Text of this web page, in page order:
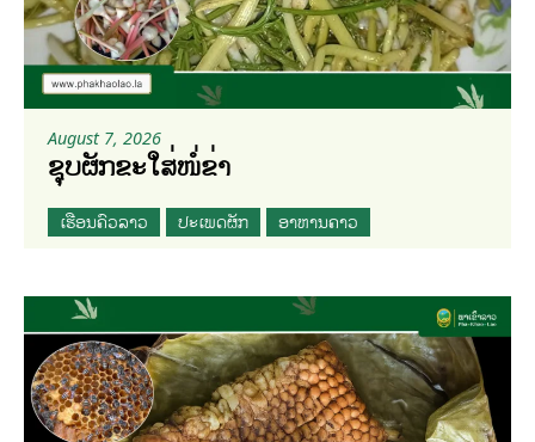
August 7, 2026
ຊຸບຜັກຂະໃສ່ໜໍ່ຂ່າ
ເຮືອນຄົວລາວ ປະເພດຜັກ ອາຫານຄາວ